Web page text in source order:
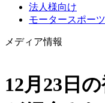
法人様向け
モータースポー
メディア情報
12月23日